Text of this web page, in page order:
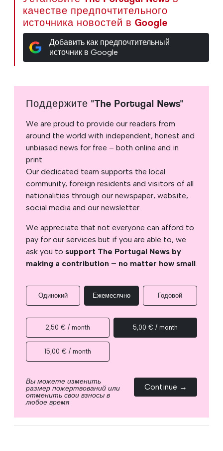
качестве предпочтительного
источника новостей в Google
Добавить как предпочтительный
источник в Google
Поддержите "The Portugal News"
We are proud to provide our readers from
around the world with independent, honest and
unbiased news for free – both online and in
print.
Our dedicated team supports the local
community, foreign residents and visitors of all
nationalities through our newspaper, website,
social media and our newsletter.
We appreciate that not everyone can afford to
pay for our services but if you are able to, we
ask you to support The Portugal News by
making a contribution – no matter how small.
Одинокий Ежемесячно Годовой
2,50 € / month 5,00 € / month
15,00 € / month
Вы можете изменить
размер пожертвований или
отменить свои взносы в
любое время
Continue →